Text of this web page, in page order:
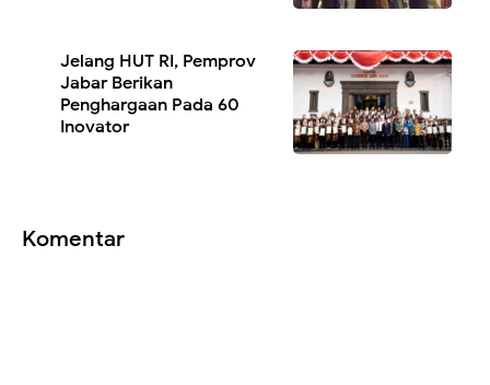
Jelang HUT RI, Pemprov
Jabar Berikan
Penghargaan Pada 60
Inovator
Komentar